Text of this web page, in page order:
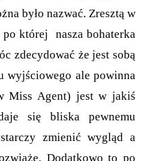
było nazwać. Zresztą w
której nasza bohaterka
zdecydować że jest sobą
wyjściowego ale powinna
Miss Agent) jest w jakiś
się bliska pewnemu
zmienić wygląd a
Dodatkowo to po